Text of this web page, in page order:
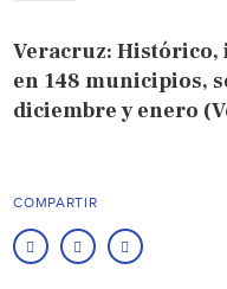
Veracruz: Histórico,
en 148 municipios,
diciembre y enero
COMPARTIR